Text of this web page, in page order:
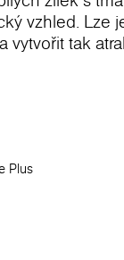
vzhled. Lze
vytvořit tak
Plus